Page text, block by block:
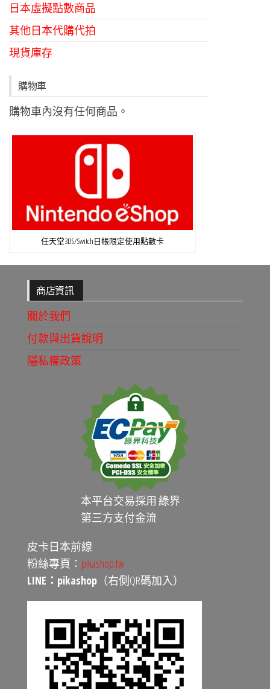
日本虛擬點數商品
其他日本代購代拍
現貨庫存
購物車
購物車內沒有任何商品。
任天堂3DS/Switch日帳限定使用點數卡
商店資訊
關於我們
付款與出貨說明
隱私權政策
本平台交易採用 綠界
第三方支付金流
皮卡日本前線
粉絲專頁： pikashop.tw
LINE：pikashop （右側QR碼加入）